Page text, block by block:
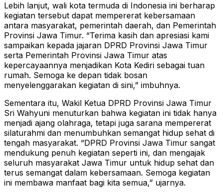
Lebih lanjut, wali kota termuda di Indonesia ini berharap
kegiatan tersebut dapat mempererat kebersamaan
antara masyarakat, pemerintah daerah, dan Pemerintah
Provinsi Jawa Timur. “Terima kasih dan apresiasi kami
sampaikan kepada jajaran DPRD Provinsi Jawa Timur
serta Pemerintah Provinsi Jawa Timur atas
kepercayaannya menjadikan Kota Kediri sebagai tuan
rumah. Semoga ke depan tidak bosan
menyelenggarakan kegiatan di sini,” imbuhnya.
Sementara itu, Wakil Ketua DPRD Provinsi Jawa Timur
Sri Wahyuni menuturkan bahwa kegiatan ini tidak hanya
menjadi ajang olahraga, tetapi juga sarana mempererat
silaturahmi dan menumbuhkan semangat hidup sehat di
tengah masyarakat. “DPRD Provinsi Jawa Timur sangat
mendukung penuh kegiatan seperti ini, dan mengajak
seluruh masyarakat Jawa Timur untuk hidup sehat dan
terus semangat dalam kebersamaan. Semoga kegiatan
ini membawa manfaat bagi kita semua,” ujarnya.